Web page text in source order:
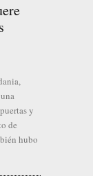
y
de
hubo